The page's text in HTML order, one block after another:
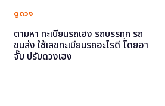
ดูดวง
ตามหา ทะเบียนรถเฮง รถบรรทุก รถ
ขนส่ง ใช้เลขทะเบียนรถอะไรดี โดยอา
จั๊บ ปรับดวงเฮง